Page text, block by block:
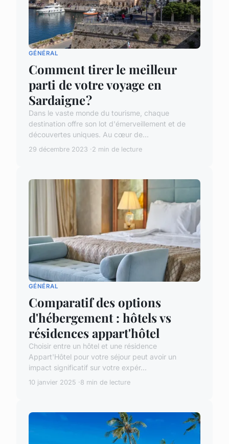
GÉNÉRAL
Comment tirer le meilleur
parti de votre voyage en
Sardaigne ?
Dans le vaste monde du tourisme, chaque
destination offre son lot d'émerveillement et de
découvertes uniques. Au cœur de...
29 décembre 2023 2 min de lecture
GÉNÉRAL
Comparatif des options
d'hébergement : hôtels vs
résidences appart'hôtel
Choisir entre un hôtel et une résidence
Appart'Hôtel pour votre séjour peut avoir un
impact significatif sur votre expér...
10 janvier 2025 8 min de lecture